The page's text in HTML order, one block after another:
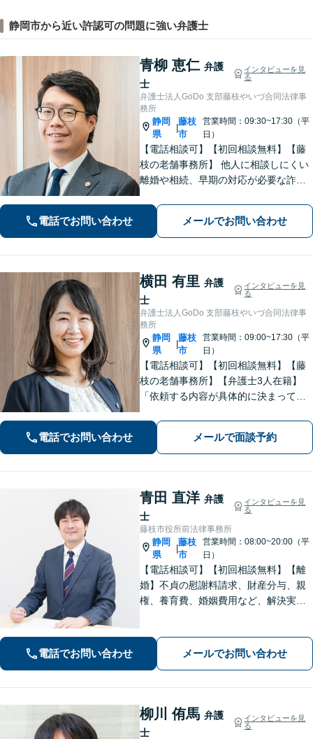
静岡市から近い許認可の問題に強い弁護士
青柳 恵仁 弁護
士
インタビューを見
る
弁護士法人GoDo 支部藤枝やいづ合同法律事
務所
静岡
県
|
藤枝
市
営業時間：09:30~17:30（平
日）
【電話相談可】【初回相談無料】【藤
枝の老舗事務所】 他人に相談しにくい
離婚や相続、早期の対応が必要な詐欺
す！「こんなことで相談していいの
か」と悩まずに、まずはご相談くださ
い【弁護士3人在籍】
電話でお問い合わせ メールでお問い合わせ
横田 有里 弁護
士
インタビューを見
る
弁護士法人GoDo 支部藤枝やいづ合同法律事
務所
静岡
県
|
藤枝
市
営業時間：09:00~17:30（平
日）
【電話相談可】【初回相談無料】【藤
枝の老舗事務所】【弁護士3人在籍】
「依頼する内容が具体的に決まってい
い」という方もまずはご相談くださ
い。相続遺言、離婚問題、交通事故、
借金問題、債権回収など【夜間休日応
相談】
電話でお問い合わせ メールで面談予約
青田 直洋 弁護
士
インタビューを見
る
藤枝市役所前法律事務所
静岡
県
|
藤枝
市
営業時間：08:00~20:00（平
日）
【電話相談可】【初回相談無料】【離
婚】不貞の慰謝料請求、財産分与、親
権、養育費、婚姻費用など、解決実績
ションを取りながらお話を進めてまい
ります【法テラス利用可】【藤枝市役
電話でお問い合わせ メールでお問い合わせ
柳川 侑馬 弁護
士
インタビューを見
る